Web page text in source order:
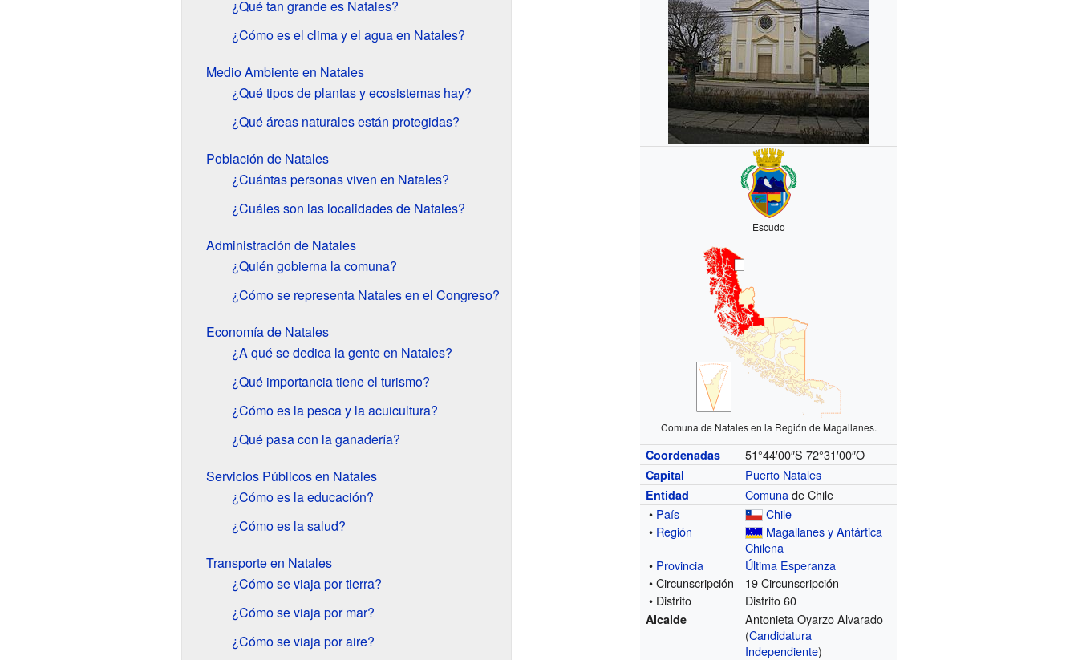
Escudo
Comuna de Natales en la Región de Magallanes.
Coordenadas 51°44′00″S 72°31′00″O
Capital Puerto Natales
Entidad Comunade Chile
• País
Chile
• Región
Magallanes y Antártica
Chilena
• Provincia
Última Esperanza
• Circunscripción
19 Circunscripción
• Distrito
Distrito 60
Alcalde
Antonieta Oyarzo Alvarado
(Candidatura
Independiente)
¿Qué tan grande es Natales?
¿Cómo es el clima y el agua en Natales?
Medio Ambiente en Natales
¿Qué tipos de plantas y ecosistemas hay?
¿Qué áreas naturales están protegidas?
Población de Natales
¿Cuántas personas viven en Natales?
¿Cuáles son las localidades de Natales?
Administración de Natales
¿Quién gobierna la comuna?
¿Cómo se representa Natales en el Congreso?
Economía de Natales
¿A qué se dedica la gente en Natales?
¿Qué importancia tiene el turismo?
¿Cómo es la pesca y la acuicultura?
¿Qué pasa con la ganadería?
Servicios Públicos en Natales
¿Cómo es la educación?
¿Cómo es la salud?
Transporte en Natales
¿Cómo se viaja por tierra?
¿Cómo se viaja por mar?
¿Cómo se viaja por aire?